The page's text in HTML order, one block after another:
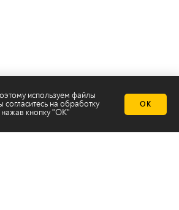
используем файлы
на обработку
нажав кнопку "ОК"
ОК